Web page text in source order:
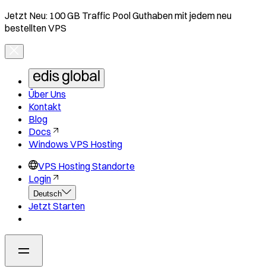
Jetzt Neu: 100 GB Traffic Pool Guthaben mit jedem neu
bestellten VPS
Über Uns
Kontakt
Blog
Docs
Windows VPS Hosting
VPS Hosting Standorte
Login
Deutsch
Jetzt Starten